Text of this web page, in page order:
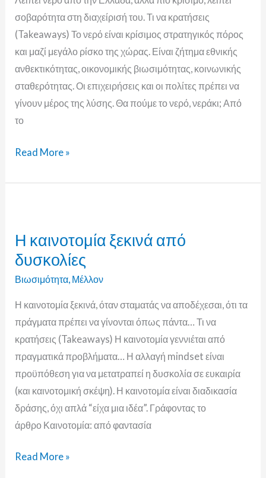
σοβαρότητα στη διαχείρισή του. Τι να κρατήσεις
(Takeaways) Το νερό είναι κρίσιμος στρατηγικός πόρος
και μαζί μεγάλο ρίσκο της χώρας. Είναι ζήτημα εθνικής
ανθεκτικότητας, οικονομικής βιωσιμότητας, κοινωνικής
σταθερότητας. Οι επιχειρήσεις και οι πολίτες πρέπει να
γίνουν μέρος της λύσης. Θα πούμε το νερό, νεράκι; Από
το
Read More »
Η καινοτομία ξεκινά από
δυσκολίες
Βιωσιμότητα, Μέλλον
Η καινοτομία ξεκινά, όταν σταματάς να αποδέχεσαι, ότι τα
πράγματα πρέπει να γίνονται όπως πάντα… Τι να
κρατήσεις (Takeaways) Η καινοτομία γεννιέται από
πραγματικά προβλήματα… Η αλλαγή mindset είναι
προϋπόθεση για να μετατραπεί η δυσκολία σε ευκαιρία
(και καινοτομική σκέψη). Η καινοτομία είναι διαδικασία
δράσης, όχι απλά “είχα μια ιδέα”. Γράφοντας το
άρθρο Καινοτομία: από φαντασία
ξεκινά
από
δυσκολίες
Read More »